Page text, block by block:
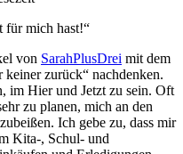
von SarahPlusDrei mit dem
zurück“ nachdenken.
im Hier und Jetzt zu sein. Oft
zu planen, mich an den
Ich gebe zu, dass mir
Kita-, Schul- und